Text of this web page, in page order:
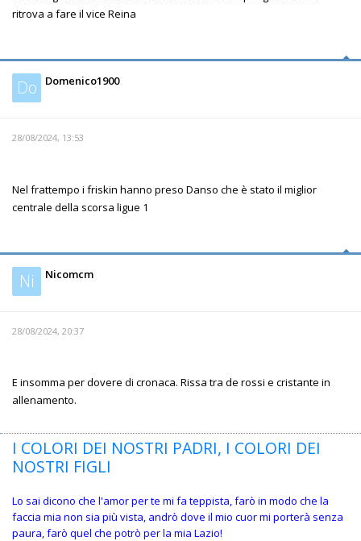
ritrova a fare il vice Reina
Do Domenico1900
28/08/2024, 13:53
Nel frattempo i friskin hanno preso Danso che è stato il miglior
centrale della scorsa ligue 1
Ni Nicomcm
28/08/2024, 20:37
E insomma per dovere di cronaca. Rissa tra de rossi e cristante in
allenamento.
I COLORI DEI NOSTRI PADRI, I COLORI DEI
NOSTRI FIGLI
Lo sai dicono che l'amor per te mi fa teppista, farò in modo che la
faccia mia non sia più vista, andrò dove il mio cuor mi porterà senza
paura, farò quel che potrò per la mia Lazio!